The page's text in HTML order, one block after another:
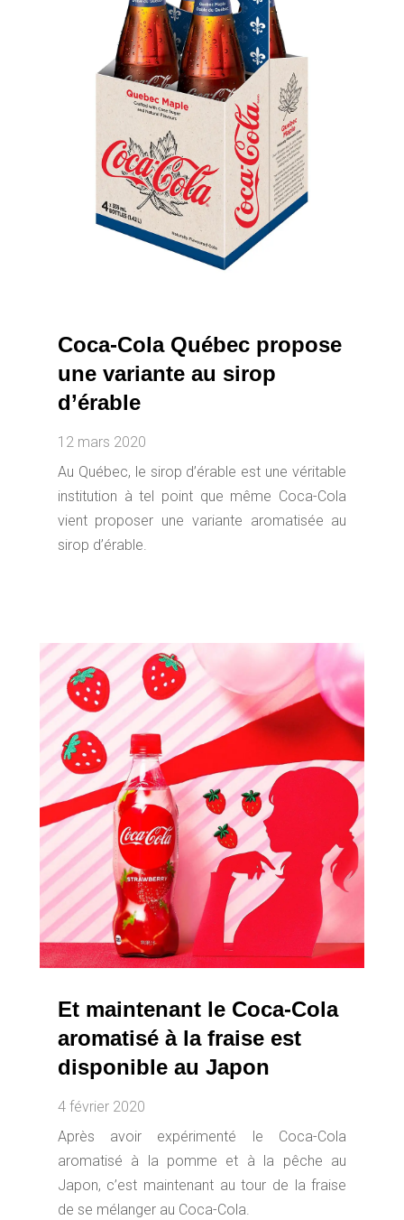
Coca-Cola Québec propose
une variante au sirop
d’érable
12 mars 2020
Au Québec, le sirop d’érable est une véritable
institution à tel point que même Coca-Cola
vient proposer une variante aromatisée au
sirop d’érable.
Et maintenant le Coca-Cola
aromatisé à la fraise est
disponible au Japon
4 février 2020
Après avoir expérimenté le Coca-Cola
aromatisé à la pomme et à la pêche au
Japon, c’est maintenant au tour de la fraise
de se mélanger au Coca-Cola.